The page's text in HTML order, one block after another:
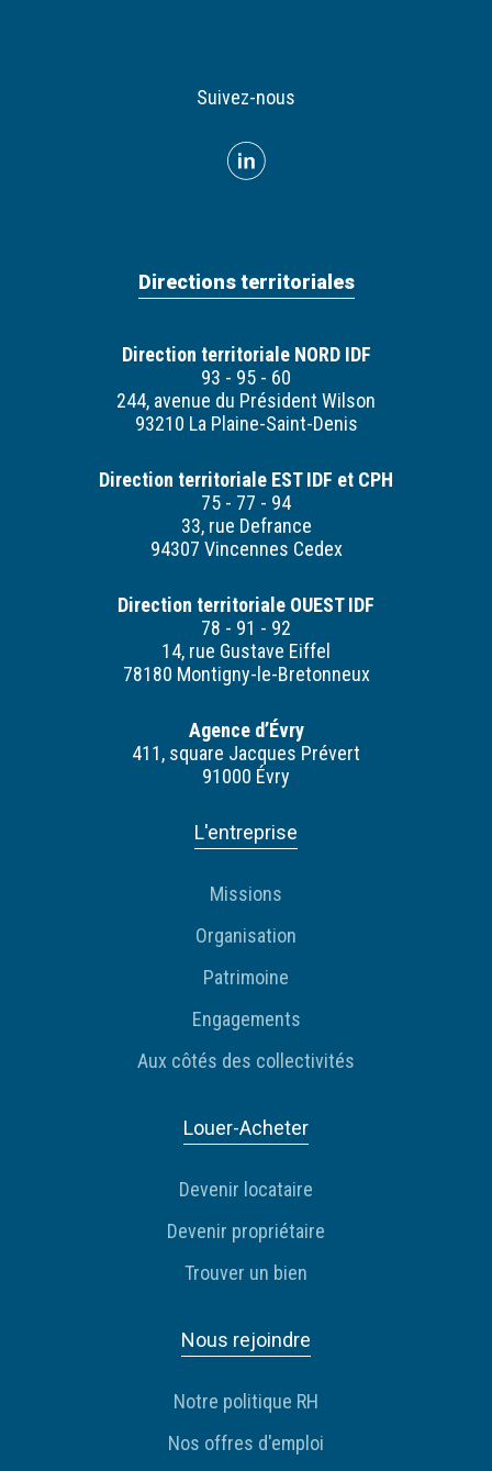
Suivez-nous
Directions territoriales
Direction territoriale NORD IDF
93 - 95 - 60
244, avenue du Président Wilson
93210 La Plaine-Saint-Denis
Direction territoriale EST IDF et CPH
75 - 77 - 94
33, rue Defrance
94307 Vincennes Cedex
Direction territoriale OUEST IDF
78 - 91 - 92
14, rue Gustave Eiffel
78180 Montigny-le-Bretonneux
Agence d’Évry
411, square Jacques Prévert
91000 Évry
L'entreprise
Missions
Organisation
Patrimoine
Engagements
Aux côtés des collectivités
Louer-Acheter
Devenir locataire
Devenir propriétaire
Trouver un bien
Nous rejoindre
Notre politique RH
Nos offres d'emploi